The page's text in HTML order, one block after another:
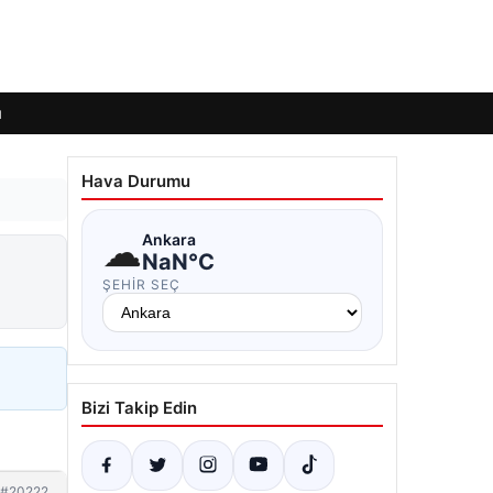
Hava Durumu
☁Ankara
NaN°C
ŞEHIR SEÇ
Bizi Takip Edin